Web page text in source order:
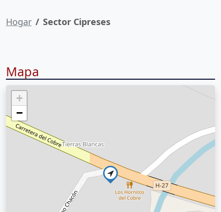
Hogar Sector Cipreses
Mapa
+
−